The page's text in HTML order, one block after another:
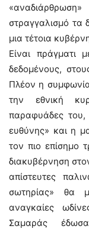
στραγγαλισμό τα
μια τέτοια
Είναι πράγματι
δεδομένους,
Πλέον η
την εθνική
παραφυάδες του,
ευθύνης» και η
τον πιο επίσημο
διακυβέρνηση
απίστευτες
σωτηρίας» θα
αναγκαίες
Σαμαράς